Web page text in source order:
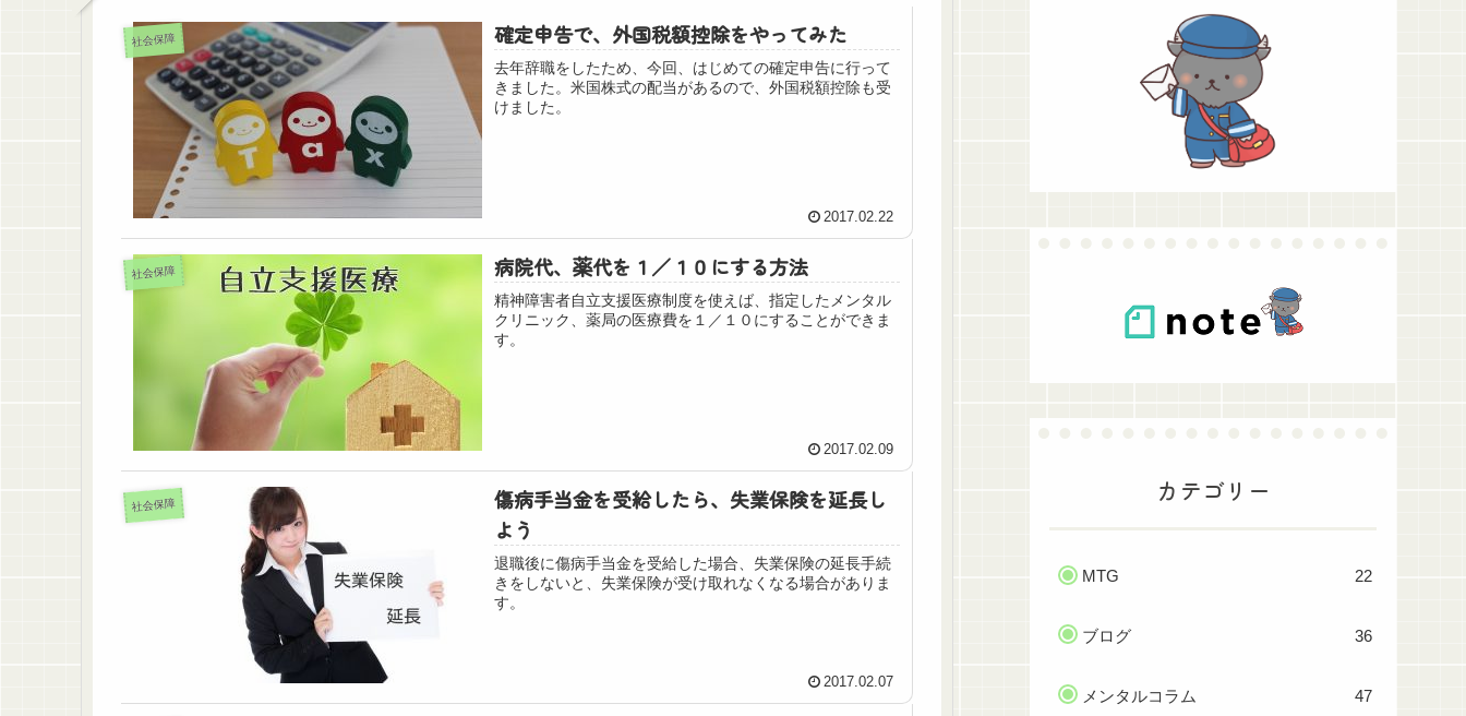
社会保障 確定申告で、外国税額控除をやってみた
去年辞職をしたため、今回、はじめての確定申告に行って
きました。米国株式の配当があるので、外国税額控除も受
けました。
2017.02.22
社会保障 病院代、薬代を１／１０にする方法
精神障害者自立支援医療制度を使えば、指定したメンタル
クリニック、薬局の医療費を１／１０にすることができま
す。
2017.02.09
社会保障
傷病手当金を受給したら、失業保険を延長し
よう
退職後に傷病手当金を受給した場合、失業保険の延長手続
きをしないと、失業保険が受け取れなくなる場合がありま
す。
2017.02.07
カテゴリー
MTG 22
ブログ 36
メンタルコラム 47